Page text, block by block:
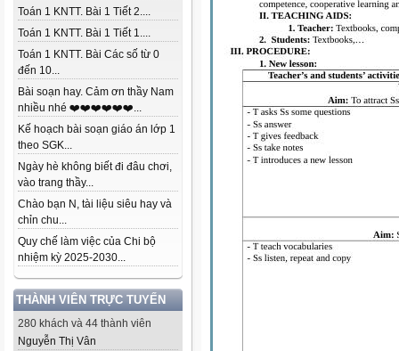
Toán 1 KNTT. Bài 1 Tiết 2....
Toán 1 KNTT. Bài 1 Tiết 1....
Toán 1 KNTT. Bài Các số từ 0
đến 10...
Bài soạn hay. Cảm ơn thầy Nam
nhiều nhé ❤️❤️❤️❤️❤️❤️...
Kế hoạch bài soạn giáo án lớp 1
theo SGK...
Ngày hè không biết đi đâu chơi,
vào trang thầy...
Chào bạn N, tài liệu siêu hay và
chỉn chu...
Quy chế làm việc của Chi bộ
nhiệm kỳ 2025-2030...
THÀNH VIÊN TRỰC TUYẾN
280 khách và 44 thành viên
Nguyễn Thị Vân